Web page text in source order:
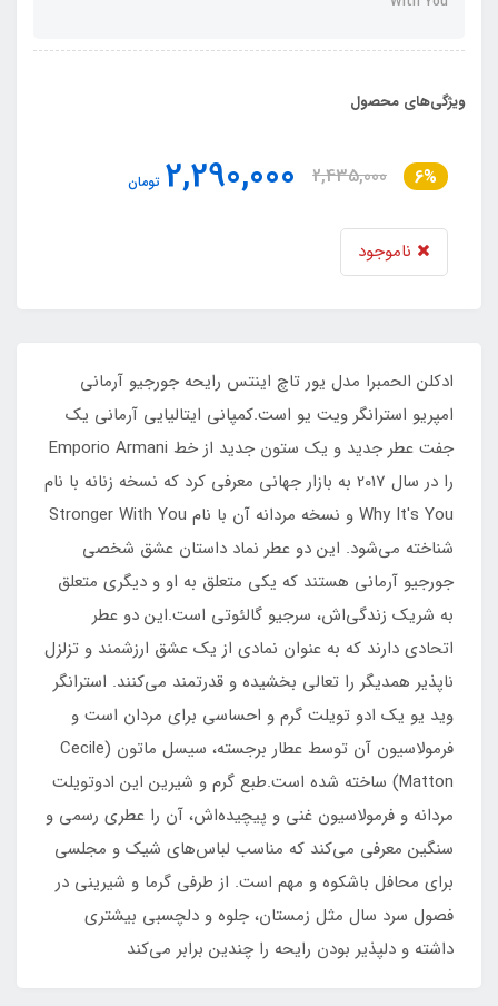
ویژگی‌های محصول
6%
2,435,000
2,290,000 تومان
ناموجود
ادکلن الحمبرا مدل یور تاچ اینتس رایحه جورجیو آرمانی
امپریو استرانگر ویت یو است.کمپانی ایتالیایی آرمانی یک
جفت عطر جدید و یک ستون جدید از خط Emporio Armani
را در سال 2017 به بازار جهانی معرفی کرد که نسخه زنانه‌ با نام
Why It's You و نسخه مردانه آن با نام Stronger With You
شناخته می‌شود. این دو عطر نماد داستان عشق شخصی
جورجیو آرمانی هستند که یکی متعلق به او و دیگری متعلق
به شریک زندگی‌اش، سرجیو گالئوتی است.این دو عطر
اتحادی دارند که به عنوان نمادی از یک عشق ارزشمند و تزلزل
ناپذیر همدیگر را تعالی بخشیده و قدرتمند می‌کنند. استرانگر
وید یو یک ادو تویلت گرم و احساسی برای مردان است و
فرمولاسیون آن توسط عطار برجسته، سیسل ماتون (Cecile
Matton) ساخته شده است.طبع گرم و شیرین این ادوتویلت
مردانه و فرمولاسیون غنی و پیچیده‌اش، آن را عطری رسمی و
سنگین معرفی می‌کند که مناسب لباس‌های شیک و مجلسی
برای محافل باشکوه و مهم است. از طرفی گرما و شیرینی در
فصول سرد سال مثل زمستان، جلوه و دلچسبی بیشتری
داشته و دلپذیر بودن رایحه را چندین برابر می‌کند